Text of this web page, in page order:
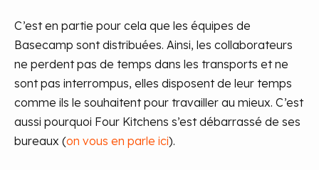
C’est en partie pour cela que les équipes de
Basecamp sont distribuées. Ainsi, les collaborateurs
ne perdent pas de temps dans les transports et ne
sont pas interrompus, elles disposent de leur temps
comme ils le souhaitent pour travailler au mieux. C’est
aussi pourquoi Four Kitchens s’est débarrassé de ses
bureaux (on vous en parle ici).